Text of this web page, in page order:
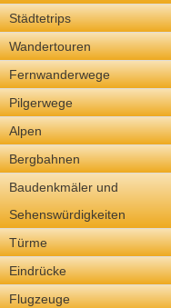
Städtetrips
Wandertouren
Fernwanderwege
Pilgerwege
Alpen
Bergbahnen
Baudenkmäler und
Sehenswürdigkeiten
Türme
Eindrücke
Flugzeuge